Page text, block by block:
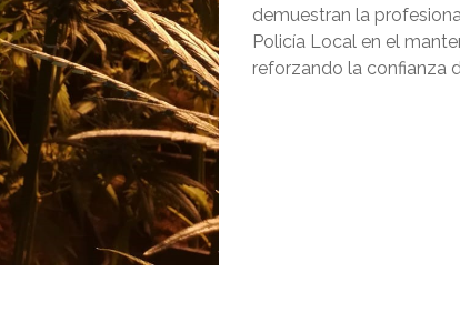
demuestran la
Policía Local en el
reforzando la confianza